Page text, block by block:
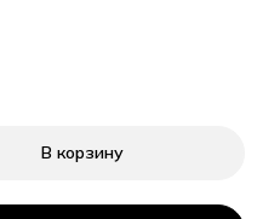
В корзину